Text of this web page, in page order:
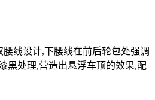
线设计,下腰线在前后轮包处强调
黑处理,营造出悬浮车顶的效果,配